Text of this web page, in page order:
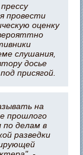
провести
оценку
слушания,
досье
присягой.
на
прошлого
по делам в
разведки